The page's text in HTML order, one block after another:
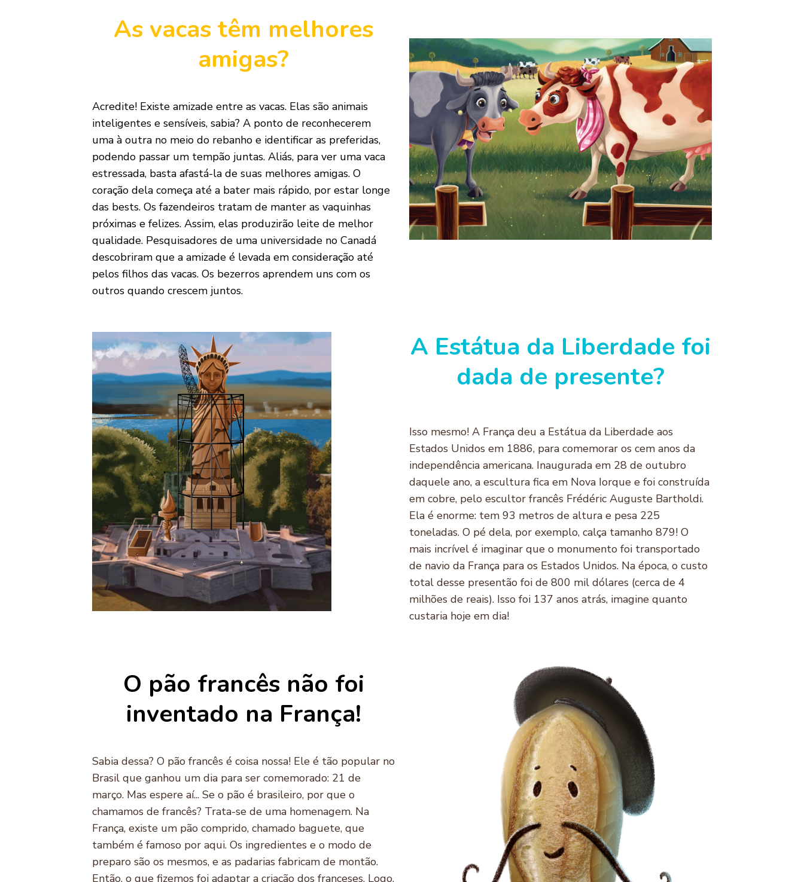
As vacas têm melhores
amigas?
Acredite! Existe amizade entre as vacas. Elas são animais
inteligentes e sensíveis, sabia? A ponto de reconhecerem
uma à outra no meio do rebanho e identificar as preferidas,
podendo passar um tempão juntas. Aliás, para ver uma vaca
estressada, basta afastá-la de suas melhores amigas. O
coração dela começa até a bater mais rápido, por estar longe
das bests. Os fazendeiros tratam de manter as vaquinhas
próximas e felizes. Assim, elas produzirão leite de melhor
qualidade. Pesquisadores de uma universidade no Canadá
descobriram que a amizade é levada em consideração até
pelos filhos das vacas. Os bezerros aprendem uns com os
outros quando crescem juntos.
A Estátua da Liberdade foi
dada de presente?
Isso mesmo! A França deu a Estátua da Liberdade aos
Estados Unidos em 1886, para comemorar os cem anos da
independência americana. Inaugurada em 28 de outubro
daquele ano, a escultura fica em Nova Iorque e foi construída
em cobre, pelo escultor francês Frédéric Auguste Bartholdi.
Ela é enorme: tem 93 metros de altura e pesa 225
toneladas. O pé dela, por exemplo, calça tamanho 879! O
mais incrível é imaginar que o monumento foi transportado
de navio da França para os Estados Unidos. Na época, o custo
total desse presentão foi de 800 mil dólares (cerca de 4
milhões de reais). Isso foi 137 anos atrás, imagine quanto
custaria hoje em dia!
O pão francês não foi
inventado na França!
Sabia dessa? O pão francês é coisa nossa! Ele é tão popular no
Brasil que ganhou um dia para ser comemorado: 21 de
março. Mas espere aí... Se o pão é brasileiro, por que o
chamamos de francês? Trata-se de uma homenagem. Na
França, existe um pão comprido, chamado baguete, que
também é famoso por aqui. Os ingredientes e o modo de
preparo são os mesmos, e as padarias fabricam de montão.
Então, o que fizemos foi adaptar a criação dos franceses. Logo,